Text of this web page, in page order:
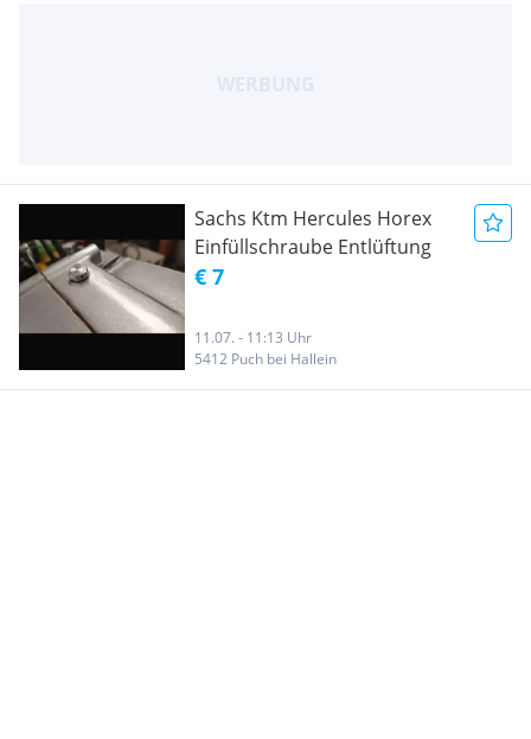
Sachs Ktm Hercules Horex
Einfüllschraube Entlüftung
€ 7
11.07. - 11:13 Uhr
5412 Puch bei Hallein